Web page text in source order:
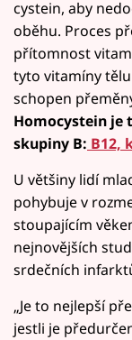
cystein, aby
oběhu. Proces
přítomnost
tyto vitamíny
schopen
Homocystein
skupiny B: B12,
U většiny lidí
pohybuje v
stoupajícím
nejnovějších
srdečních
„Je to nejlepší
jestli je